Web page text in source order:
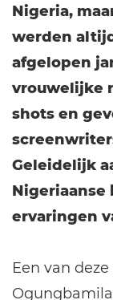
Nigeria,
werden
afgelopen
vrouwelijke
shots en
Geleidelijk
Nigeriaanse
ervaringen
Een van